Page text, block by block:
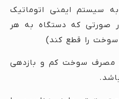
سیستم ایمنی اتوماتیک
صورتی که دستگاه به هر
را قطع کند)
مصرف سوخت کم و بازدهی